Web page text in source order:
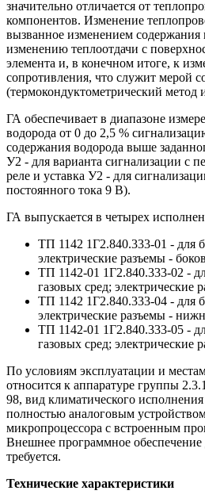
значительно отличается от
компонентов. Изменение
вызванное изменением содержания
изменению теплоотдачи с
элемента и, в конечном итоге, к
сопротивления, что служит мерой
(термокондуктометрический метод
ГА обеспечивает в диапазоне
водорода от 0 до 2,5 %
содержания водорода выше
У2 - для варианта сигнализации с
реле и уставка У2 - для
постоянного тока 9 В).
ГА выпускается в четырех
ТП 1142 1Г2.840.333-01 - для
электрические разъемы -
ТП 1142-01 1Г2.840.333-02 -
газовых сред; электрические
ТП 1142 1Г2.840.333-04 - для
электрические разъемы -
ТП 1142-01 1Г2.840.333-05 -
газовых сред; электрические
По условиям эксплуатации и
относится к аппаратуре группы
98, вид климатического
полностью аналоговым
микропроцессора с встроенным
Внешнее программное
требуется.
Технические характеристики